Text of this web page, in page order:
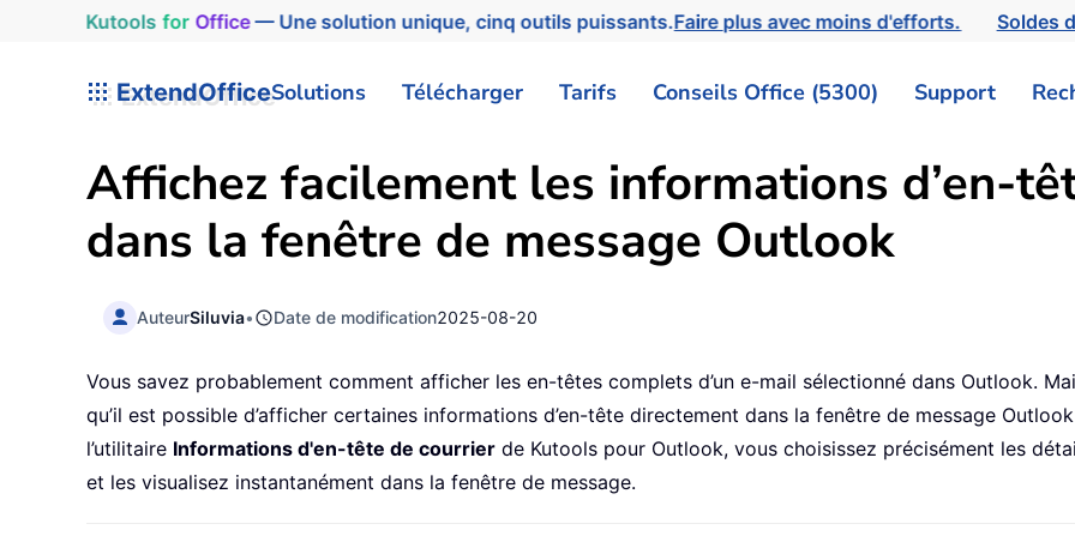
Kutools for Office— Une solution unique, cinq outils puissants.Faire plus avec moins d'efforts. Soldes
ExtendOfficeSolutions Télécharger Tarifs Conseils Office (5300) Support
Affichez facilement les informations d’en-
dans la fenêtre de message Outlook
AuteurSiluvia• Date de modification2025-08-20
Vous savez probablement comment afficher les en-têtes complets d’un e-mail sélectionné dans Outlook.
qu’il est possible d’afficher certaines informations d’en-tête directement dans la fenêtre de message
l’utilitaire Informations d'en-tête de courrier de Kutools pour Outlook, vous choisissez précisément les
et les visualisez instantanément dans la fenêtre de message.